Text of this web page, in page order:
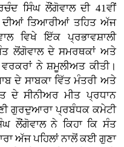
ਸਿੰਘ ਲੌਂਗੋਵਾਲ ਦੀ 41ਵੀਂ
ਦੀਆਂ ਤਿਆਰੀਆਂ ਤਹਿਤ ਅੱਜ
ਵਿਖੇ ਇੱਕ ਪ੍ਰਭਾਵਸ਼ਾਲੀ
ਲੋਂਗੋਵਾਲ ਦੇ ਸਮਰਥਕਾਂ ਅਤੇ
ਨੇ ਸ਼ਮੂਲੀਅਤ ਕੀਤੀ।
ਦੇ ਸਾਬਕਾ ਵਿੱਤ ਮੰਤਰੀ ਅਤੇ
ਦੇ ਸੀਨੀਅਰ ਮੀਤ ਪ੍ਰਧਾਨ
ਗੁਰਦੁਆਰਾ ਪ੍ਰਬੰਧਕ ਕਮੇਟੀ
ਲੌਂਗੋਵਾਲ ਨੇ ਕਿਹਾ ਕਿ ਸੰਤ
ਅੱਜ ਪਹਿਲਾਂ ਨਾਲੋਂ ਕਈ ਗੁਣਾ